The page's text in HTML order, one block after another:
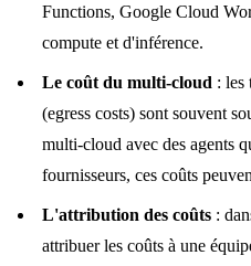
Functions, Google Cloud
compute et d'inférence.
Le coût du multi-cloud : les
(egress costs) sont souvent
multi-cloud avec des agents
fournisseurs, ces coûts
L'attribution des coûts:
attribuer les coûts à une